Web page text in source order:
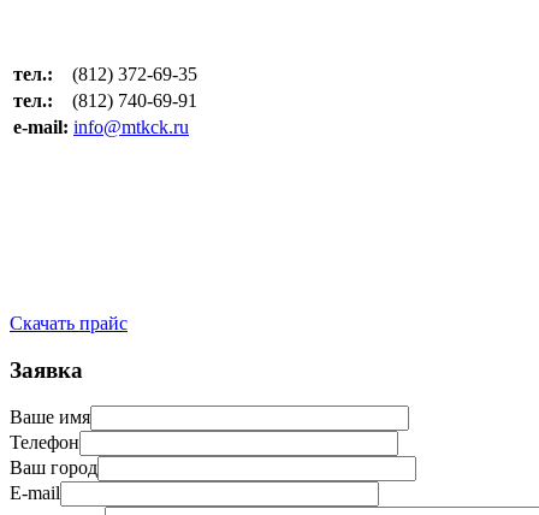
тел.: (812) 372-69-35
тел.: (812) 740-69-91
e-mail: info@mtkck.ru
Скачать прайс
Заявка
Ваше имя
Телефон
Ваш город
E-mail